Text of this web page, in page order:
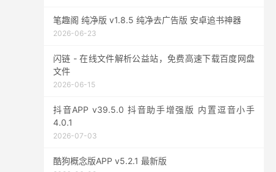
笔趣阁 纯净版 v1.8.5 纯净去广告版 安卓追书神器
2026-06-23
闪链 - 在线文件解析公益站，免费高速下载百度网盘
文件
2026-06-15
抖音APP v39.5.0 抖音助手增强版 内置逗音小手
4.0.1
2026-07-03
酷狗概念版APP v5.2.1 最新版